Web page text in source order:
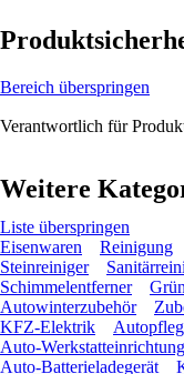
Bereich überspringen
Verantwortlich für
Weitere
Liste überspringen
Eisenwaren
Reinigung
Steinreiniger
Schimmelentferner
Autowinterzubehör
KFZ-Elektrik
Auto-Werkstatteinrichtung
Auto-Batterieladegerät